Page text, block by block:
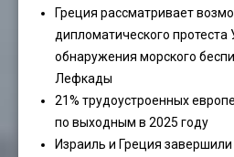
Греция рассматривает
дипломатического протеста
обнаружения морского
Лефкады
21% трудоустроенных
по выходным в 2025 году
Израиль и Греция завершили